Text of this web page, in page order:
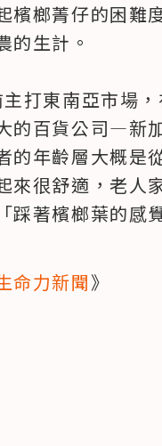
檳榔菁仔的困難
的生計。
打東南亞市場
的百貨公司—新
的年齡層大概是
來很舒適，老人
踩著檳榔葉的感
命力新聞》